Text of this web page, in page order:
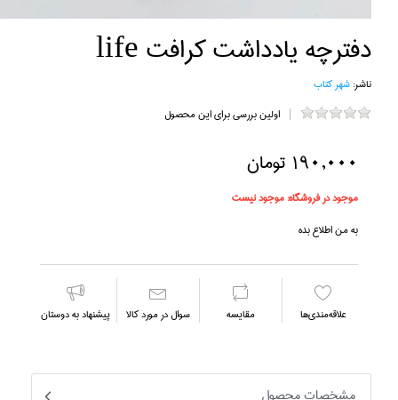
دفترچه يادداشت كرافت life
ناشر:شهر كتاب
اولین بررسی برای این محصول
190,000 تومان
موجود در فروشگاه:موجود نیست
به من اطلاع بده
علاقه‌مندي‌ها مقايسه سوال در مورد كالا پیشنهاد به دوستان
مشخصات محصول